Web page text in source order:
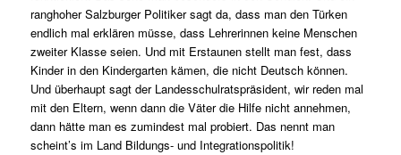
ranghoher Salzburger Politiker sagt da, dass man den Türken
endlich mal erklären müsse, dass Lehrerinnen keine Menschen
zweiter Klasse seien. Und mit Erstaunen stellt man fest, dass
Kinder in den Kindergarten kämen, die nicht Deutsch können.
Und überhaupt sagt der Landesschulratspräsident, wir reden mal
mit den Eltern, wenn dann die Väter die Hilfe nicht annehmen,
dann hätte man es zumindest mal probiert. Das nennt man
scheint’s im Land Bildungs- und Integrationspolitik!